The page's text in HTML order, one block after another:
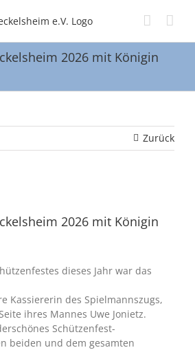
2026 mit Königin
Zurück
2026 mit Königin
dieses Jahr war das
Kassiererin des Spielmannszugs,
ihres Mannes Uwe Jonietz.
Schützenfest-
beiden und dem gesamten